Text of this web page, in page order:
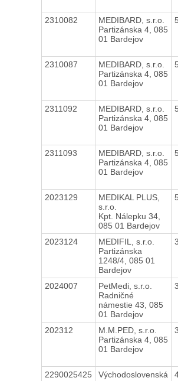
2310082
MEDIBARD, s.r.o.
Partizánska 4, 085
01 Bardejov
2310087
MEDIBARD, s.r.o.
Partizánska 4, 085
01 Bardejov
2311092
MEDIBARD, s.r.o.
Partizánska 4, 085
01 Bardejov
2311093
MEDIBARD, s.r.o.
Partizánska 4, 085
01 Bardejov
2023129
MEDIKAL PLUS,
s.r.o.
Kpt. Nálepku 34,
085 01 Bardejov
2023124
MEDIFIL, s.r.o.
Partizánska
1248/4, 085 01
Bardejov
2024007
PetMedi, s.r.o.
Radničné
námestie 43, 085
01 Bardejov
202312
M.M.PED, s.r.o.
Partizánska 4, 085
01 Bardejov
2290025425
Východoslovenská